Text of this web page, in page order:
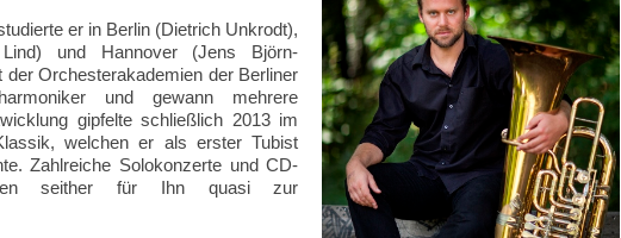
er in Berlin (Dietrich Unkrodt),
und Hannover (Jens Björn-
der Orchesterakademien der Berliner
und gewann mehrere
gipfelte schließlich 2013 im
welchen er als erster Tubist
Zahlreiche Solokonzerte und CD-
seither für Ihn quasi zur